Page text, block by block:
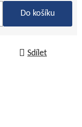
Do košíku
Sdílet